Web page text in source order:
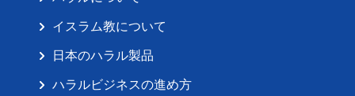
イスラム教について
日本のハラル製品
ハラルビジネスの進め方